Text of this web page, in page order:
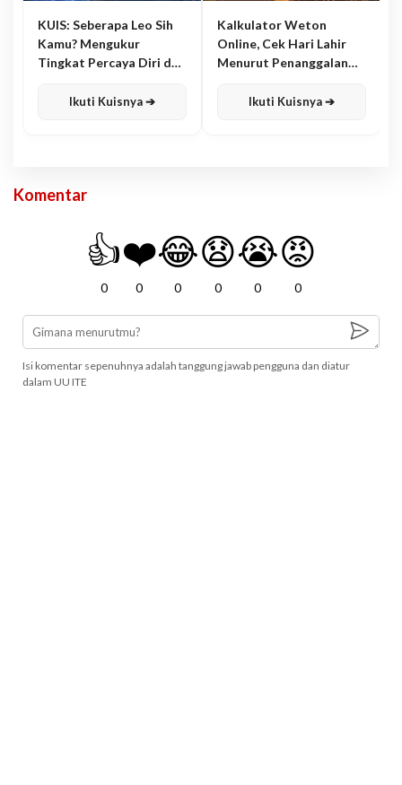
KUIS: Seberapa Leo Sih
Kamu? Mengukur
Tingkat Percaya Diri dan
Ikuti Kuisnya ➔
Kalkulator Weton
Online, Cek Hari Lahir
Menurut Penanggalan
Ikuti Kuisnya ➔
Komentar
👍
0
❤️
0
😂
0
😧
0
😭
0
😡
0
Isi komentar sepenuhnya adalah tanggung jawab pengguna dan diatur
dalam UU ITE